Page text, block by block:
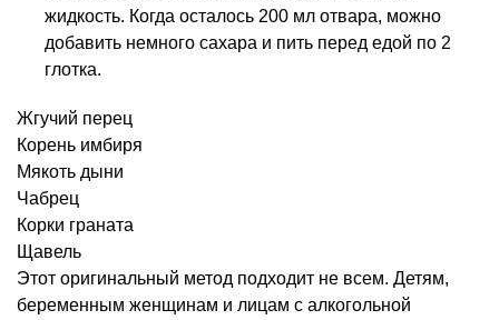
жидкость. Когда осталось 200 мл отвара, можно
добавить немного сахара и пить перед едой по 2
глотка.
Жгучий перец
Корень имбиря
Мякоть дыни
Чабрец
Корки граната
Щавель
Этот оригинальный метод подходит не всем. Детям,
беременным женщинам и лицам с алкогольной